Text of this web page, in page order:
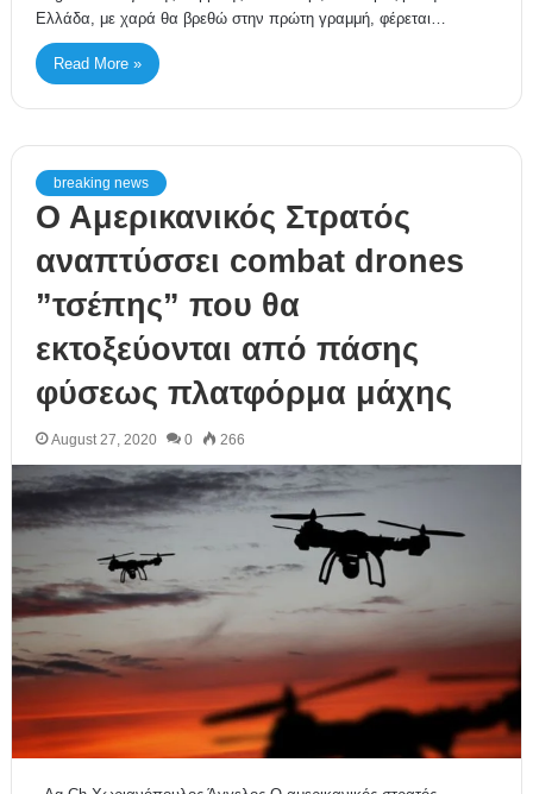
Ελλάδα, με χαρά θα βρεθώ στην πρώτη γραμμή, φέρεται…
Read More »
breaking news
Ο Αμερικανικός Στρατός
αναπτύσσει combat drones
”τσέπης” που θα
εκτοξεύονται από πάσης
φύσεως πλατφόρμα μάχης
August 27, 2020 0 266